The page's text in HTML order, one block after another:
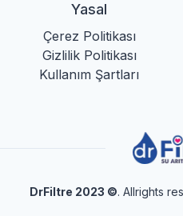
Yasal
Çerez Politikası
Gizlilik Politikası
Kullanım Şartları
DrFiltre 2023 ©. Allrights